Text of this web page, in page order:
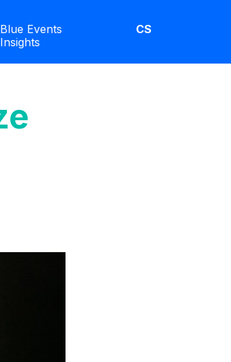
Blue Events
Insights
CS